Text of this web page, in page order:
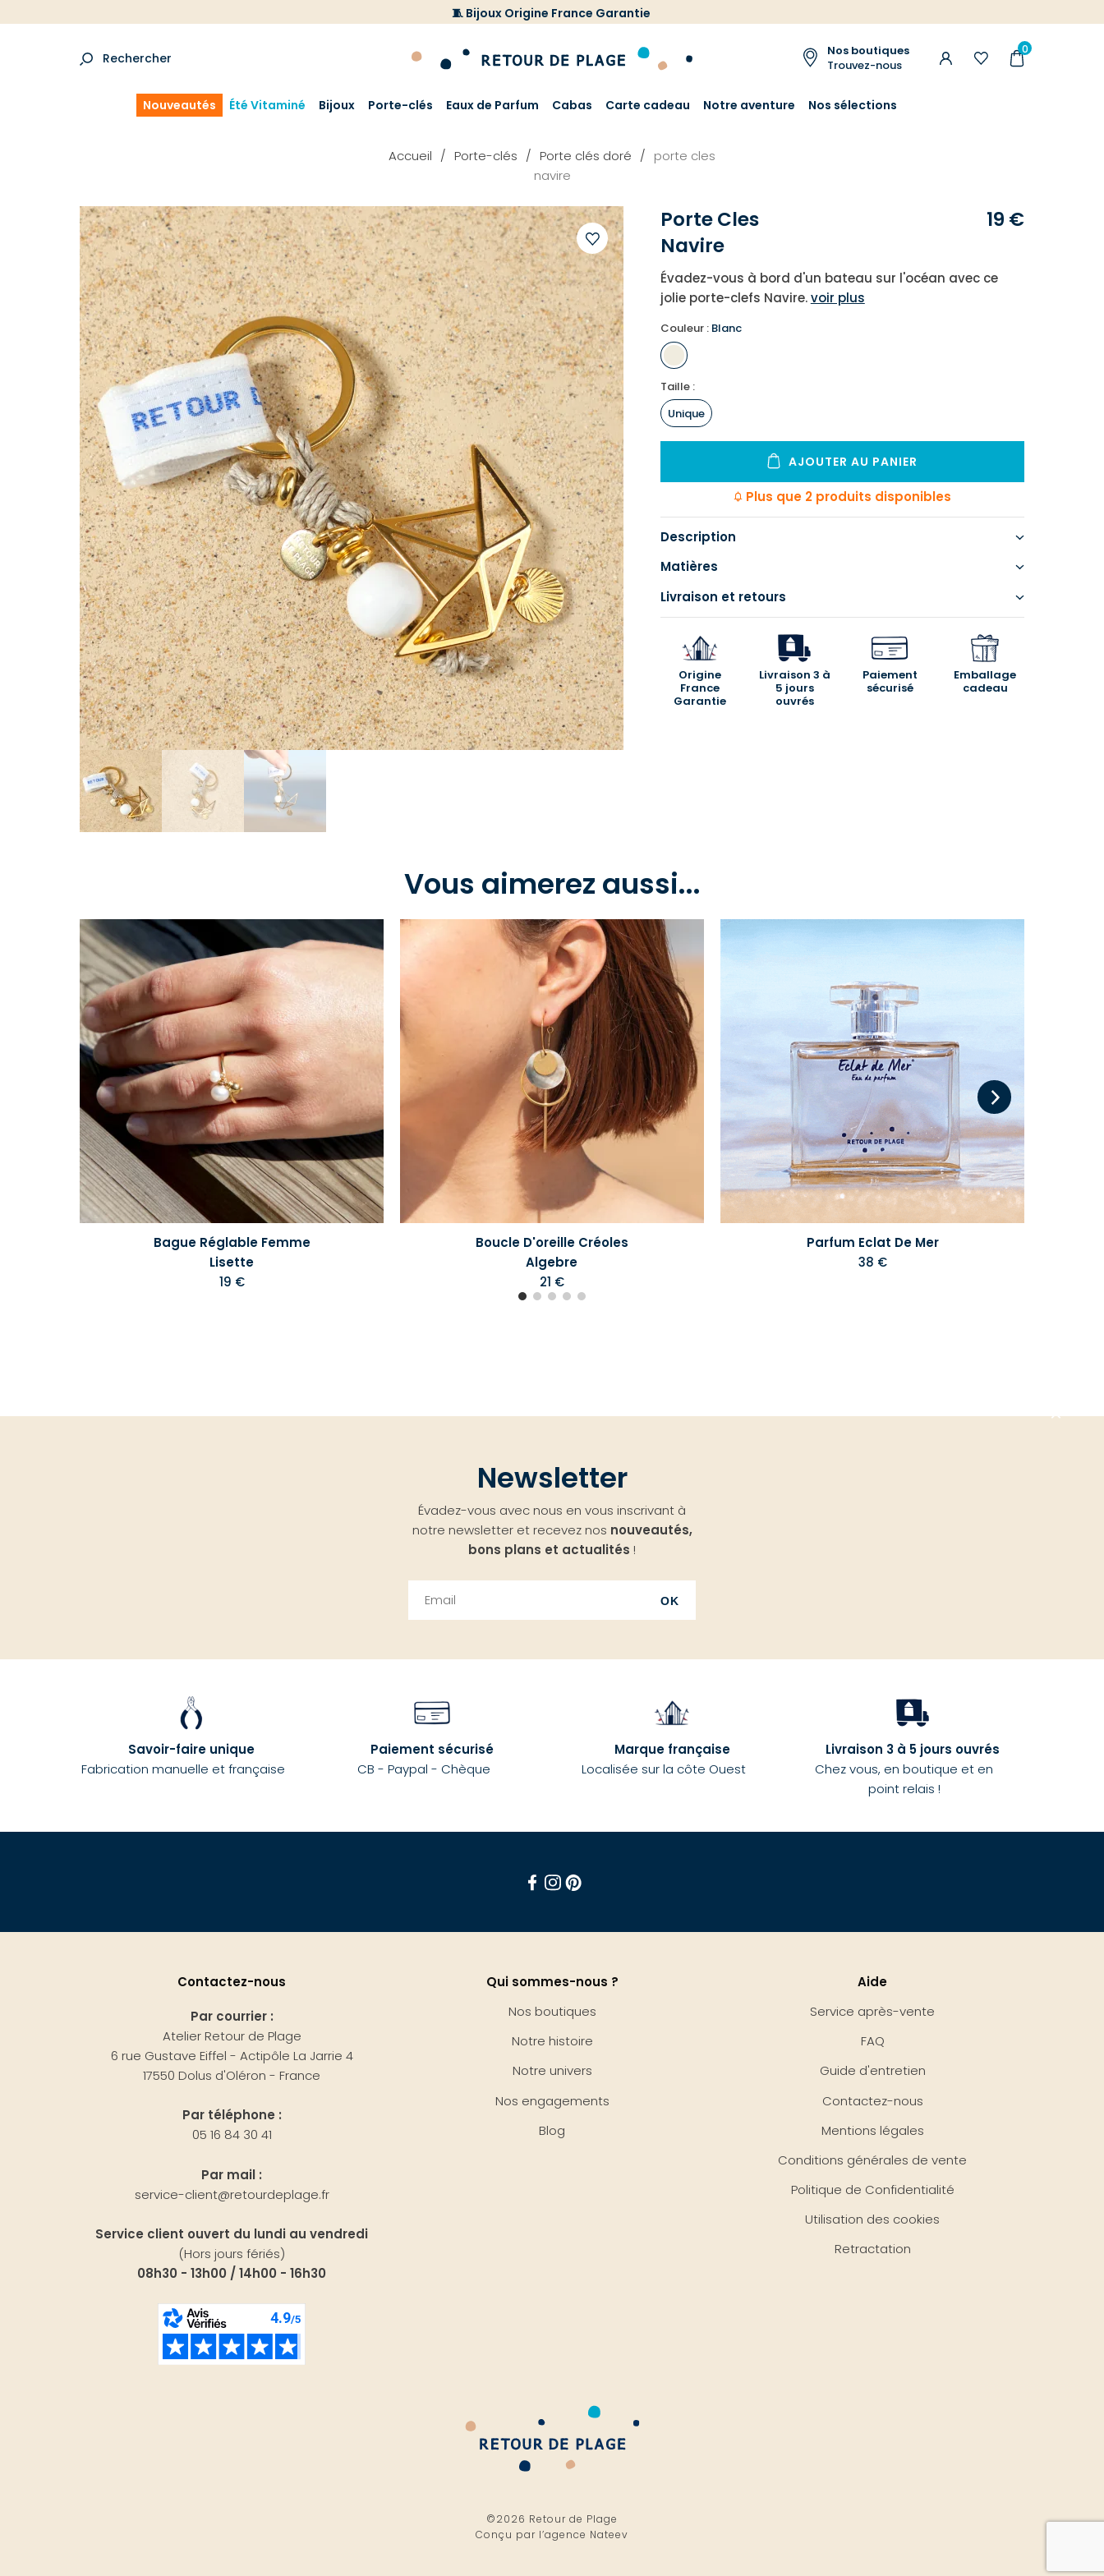
🧵 Bijoux Origine France Garantie
Rechercher
Nos boutiques
Trouvez-nous
0
Nouveautés Été Vitaminé Bijoux Porte-clés Eaux de Parfum Cabas Carte cadeau Notre aventure Nos sélections
Accueil Porte-clés Porte clés doré
porte cles
navire
Ajouter
à
votre
liste
d'envies
Porte Cles
Navire
19 €
Évadez-vous à bord d'un bateau sur l'océan avec ce
jolie porte-clefs Navire.voir plus
Couleur : Blanc
Taille :
Unique
AJOUTER AU PANIER
Plus que 2 produits disponibles
Description
Matières
Livraison et retours
Origine
France
Garantie
Livraison 3 à
5 jours
ouvrés
Paiement
sécurisé
Emballage
cadeau
Vous aimerez aussi...
Bague Réglable Femme
Lisette
19 €
Boucle D'oreille Créoles
Algebre
21 €
Parfum Eclat De Mer
38 €
Newsletter
Évadez-vous avec nous en vous inscrivant à
notre newsletter et recevez nos nouveautés,
bons plans et actualités !
OK
Savoir-faire unique
Fabrication manuelle et française
Paiement sécurisé
CB - Paypal - Chèque
Marque française
Localisée sur la côte Ouest
Livraison 3 à 5 jours ouvrés
Chez vous, en boutique et en
point relais !
Contactez-nous
Par courrier :
Atelier Retour de Plage
6 rue Gustave Eiffel - Actipôle La Jarrie 4
17550 Dolus d'Oléron - France
Par téléphone :
05 16 84 30 41
Par mail :
service-client@retourdeplage.fr
Service client ouvert du lundi au vendredi
(Hors jours fériés)
08h30 - 13h00 / 14h00 - 16h30
Qui sommes-nous ?
Nos boutiques
Notre histoire
Notre univers
Nos engagements
Blog
Aide
Service après-vente
FAQ
Guide d'entretien
Contactez-nous
Mentions légales
Conditions générales de vente
Politique de Confidentialité
Utilisation des cookies
Retractation
©2026 Retour de Plage
Conçu par l’agence Nateev